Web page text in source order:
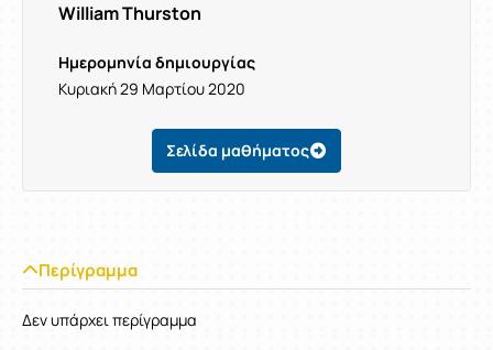
William Thurston
Ημερομηνία δημιουργίας
Κυριακή 29 Μαρτίου 2020
Σελίδα μαθήματος
Περίγραμμα
Δεν υπάρχει περίγραμμα